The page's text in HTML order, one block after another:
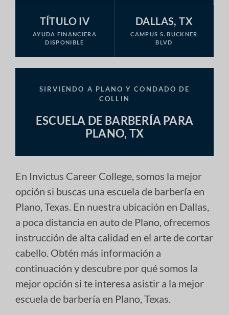
TÍTULO IV
AYUDA FINANCIERA
DISPONIBLE
DALLAS, TX
CAMPUS S. BUCKNER
BLVD
SIRVIENDO A PLANO Y CONDADO DE
COLLIN
ESCUELA DE BARBERÍA PARA
PLANO, TX
En Invictus Career College, somos la mejor
opción si buscas una escuela de barbería en
Plano, Texas. En nuestra ubicación en Dallas,
a poca distancia en auto de Plano, ofrecemos
instrucción de alta calidad en el arte de cortar
cabello. Obtén más información a
continuación y descubre por qué somos la
mejor opción si te interesa asistir a la mejor
escuela de barbería en Plano, Texas.